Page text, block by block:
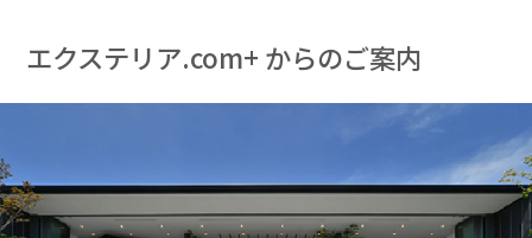
エクステリア.com+ からのご案内